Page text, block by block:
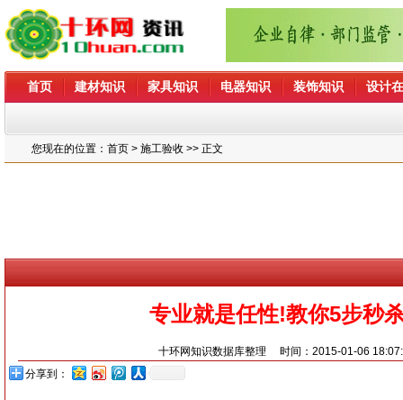
首页 建材知识 家具知识 电器知识 装饰知识 设计
您现在的位置：首页 > 施工验收 >> 正文
专业就是任性!教你5步秒
十环网知识数据库整理
时间：2015-01-06
分享到：